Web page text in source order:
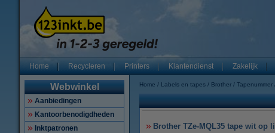
Home Recycleren Printers Klantendienst Zakelijk
Webwinkel
Aanbiedingen
Kantoorbenodigdheden
Inktpatronen
Home Labels en tapes Brother Tapenummer
Brother TZe-MQL35 tape wit